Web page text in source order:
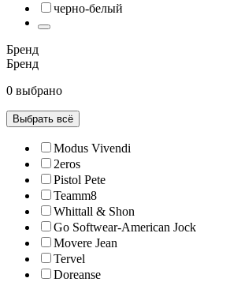
черно-белый
Бренд
Бренд
0 выбрано
Выбрать всё
Modus Vivendi
2eros
Pistol Pete
Teamm8
Whittall & Shon
Go Softwear-American Jock
Movere Jean
Tervel
Doreanse